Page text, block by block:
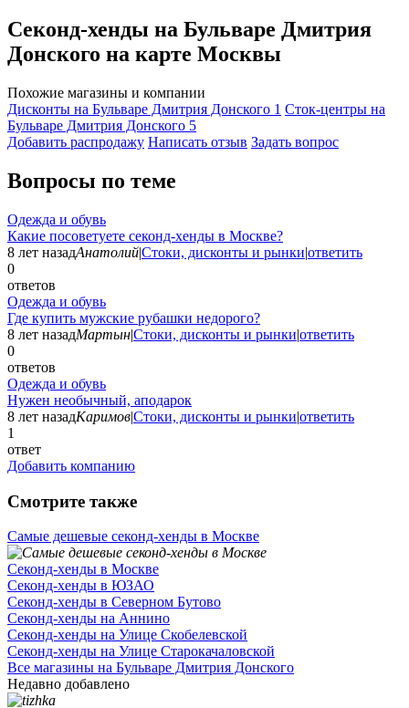
Секонд-хенды на Бульваре Дмитрия
Донского на карте Москвы
Похожие магазины и компании
Дисконты на Бульваре Дмитрия Донского 1 Сток-центры на
Бульваре Дмитрия Донского 5
Добавить раcпродажу Написать отзыв Задать вопрос
Вопросы по теме
Одежда и обувь
Какие посоветуете секонд-хенды в Москве?
8 лет назадАнатолий|Стоки, дисконты и рынки|ответить
0
ответов
Одежда и обувь
Где купить мужские рубашки недорого?
8 лет назадМартын|Стоки, дисконты и рынки|ответить
0
ответов
Одежда и обувь
Нужен необычный, аподарок
8 лет назадКаримов|Стоки, дисконты и рынки|ответить
1
ответ
Добавить компанию
Смотрите также
Самые дешевые секонд-хенды в Москве
Секонд-хенды в Москве
Секонд-хенды в ЮЗАО
Секонд-хенды в Северном Бутово
Секонд-хенды на Аннино
Секонд-хенды на Улице Скобелевской
Секонд-хенды на Улице Старокачаловской
Все магазины на Бульваре Дмитрия Донского
Недавно добавлено